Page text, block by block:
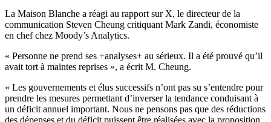
La Maison Blanche a réagi au rapport sur X, le directeur de la
communication Steven Cheung critiquant Mark Zandi, économiste
en chef chez Moody’s Analytics.
« Personne ne prend ses +analyses+ au sérieux. Il a été prouvé qu’il
avait tort à maintes reprises », a écrit M. Cheung.
« Les gouvernements et élus successifs n’ont pas su s’entendre pour
prendre les mesures permettant d’inverser la tendance conduisant à
un déficit annuel important. Nous ne pensons pas que des réductions
des dépenses et du déficit puissent être réalisées avec la proposition